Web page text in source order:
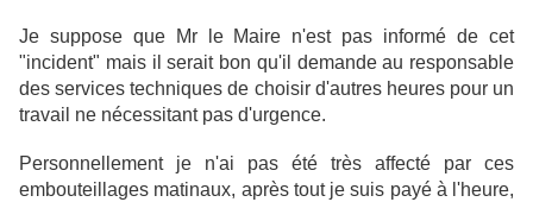
Je suppose que Mr le Maire n'est pas informé de cet
"incident" mais il serait bon qu'il demande au responsable
des services techniques de choisir d'autres heures pour un
travail ne nécessitant pas d'urgence.
Personnellement je n'ai pas été très affecté par ces
embouteillages matinaux, après tout je suis payé à l'heure,